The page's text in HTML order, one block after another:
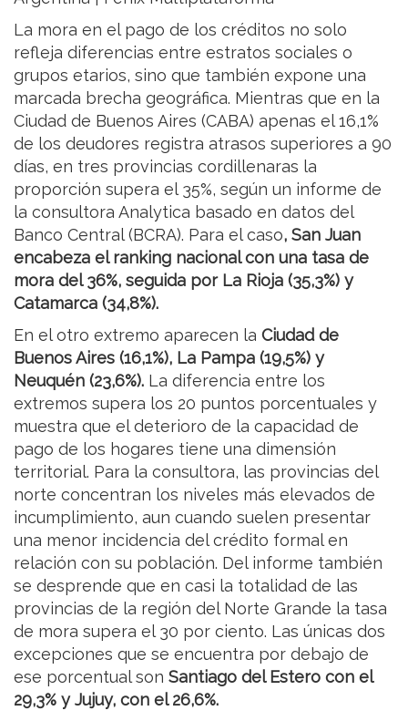
La mora en el pago de los créditos no solo
refleja diferencias entre estratos sociales o
grupos etarios, sino que también expone una
marcada brecha geográfica. Mientras que en la
Ciudad de Buenos Aires (CABA) apenas el 16,1%
de los deudores registra atrasos superiores a 90
días, en tres provincias cordillenaras la
proporción supera el 35%, según un informe de
la consultora Analytica basado en datos del
Banco Central (BCRA). Para el caso, San Juan
encabeza el ranking nacional con una tasa de
mora del 36%, seguida por La Rioja (35,3%) y
Catamarca (34,8%).
En el otro extremo aparecen la Ciudad de
Buenos Aires (16,1%), La Pampa (19,5%) y
Neuquén (23,6%). La diferencia entre los
extremos supera los 20 puntos porcentuales y
muestra que el deterioro de la capacidad de
pago de los hogares tiene una dimensión
territorial. Para la consultora, las provincias del
norte concentran los niveles más elevados de
incumplimiento, aun cuando suelen presentar
una menor incidencia del crédito formal en
relación con su población. Del informe también
se desprende que en casi la totalidad de las
provincias de la región del Norte Grande la tasa
de mora supera el 30 por ciento. Las únicas dos
excepciones que se encuentra por debajo de
ese porcentual son Santiago del Estero con el
29,3% y Jujuy, con el 26,6%.